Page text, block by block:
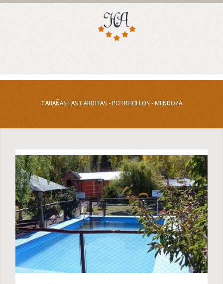
CABAÑAS LAS CARDITAS - POTRERILLOS - MENDOZA